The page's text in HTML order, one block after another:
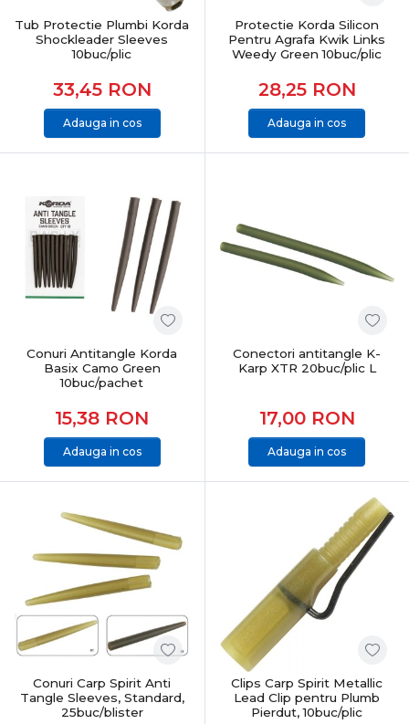
Tub Protectie Plumbi Korda
Shockleader Sleeves
10buc/plic
33,45 RON
Adauga in cos
Protectie Korda Silicon
Pentru Agrafa Kwik Links
Weedy Green 10buc/plic
28,25 RON
Adauga in cos
Conuri Antitangle Korda
Basix Camo Green
10buc/pachet
15,38 RON
Adauga in cos
Conectori antitangle K-
Karp XTR 20buc/plic L
17,00 RON
Adauga in cos
Conuri Carp Spirit Anti
Tangle Sleeves, Standard,
25buc/blister
Clips Carp Spirit Metallic
Lead Clip pentru Plumb
Pierdut, 10buc/plic